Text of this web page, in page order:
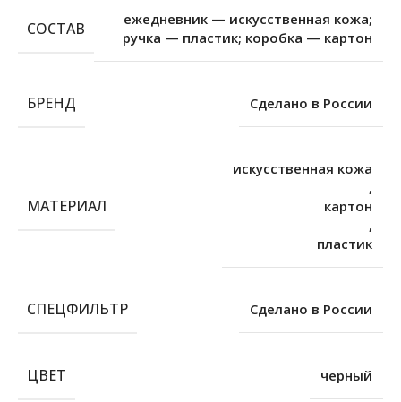
СОСТАВ
ежедневник — искусственная кожа;
ручка — пластик; коробка — картон
БРЕНД Сделано в России
МАТЕРИАЛ
искусственная кожа
,
картон
,
пластик
СПЕЦФИЛЬТР Сделано в России
ЦВЕТ черный